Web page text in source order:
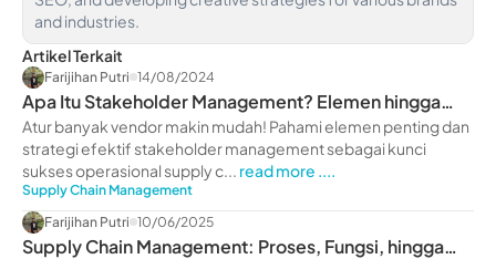
and industries.
Artikel Terkait
Farijihan Putri 14/08/2024
Apa Itu Stakeholder Management? Elemen hingga
Strategi Efektif
Atur banyak vendor makin mudah! Pahami elemen penting dan
strategi efektif stakeholder management sebagai kunci
sukses operasional supply c... read more ....
Supply Chain Management
Farijihan Putri 10/06/2025
Supply Chain Management: Proses, Fungsi, hingga